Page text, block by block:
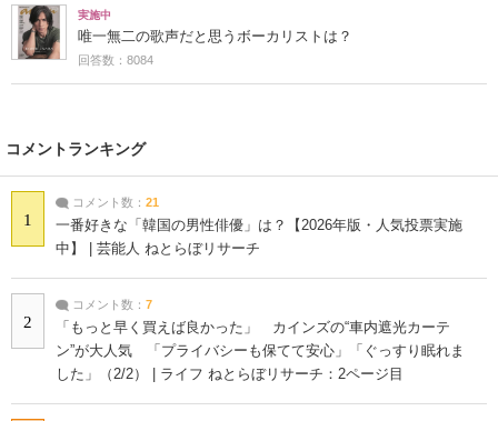
実施中
唯一無二の歌声だと思うボーカリストは？
回答数：8084
コメントランキング
1
コメント数： 21
一番好きな「韓国の男性俳優」は？【2026年版・人気投票実施
中】 | 芸能人 ねとらぼリサーチ
2
コメント数： 7
「もっと早く買えば良かった」 カインズの“車内遮光カーテ
ン”が大人気 「プライバシーも保てて安心」「ぐっすり眠れま
した」（2/2） | ライフ ねとらぼリサーチ：2ページ目